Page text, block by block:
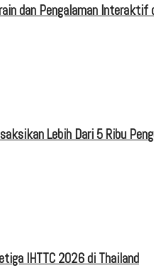
dan Pengalaman Interaktif
Lebih Dari 5 Ribu
IHTTC 2026 di Thailand